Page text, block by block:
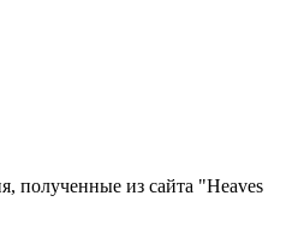
полученные из сайта "Heaves